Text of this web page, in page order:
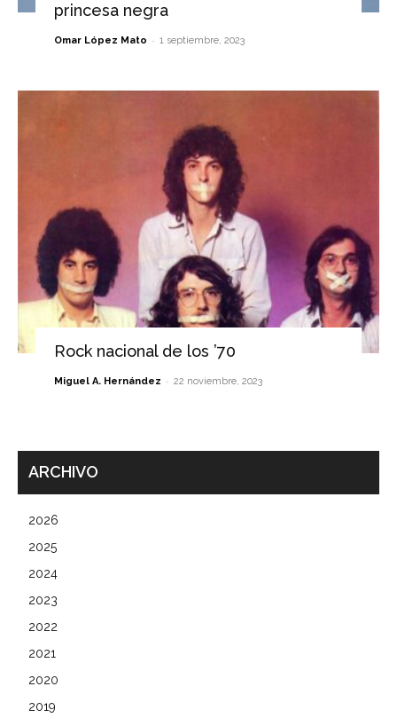
princesa negra
Omar López Mato - 1 septiembre, 2023
Rock nacional de los ’70
Miguel A. Hernández - 22 noviembre, 2023
ARCHIVO
2026
2025
2024
2023
2022
2021
2020
2019